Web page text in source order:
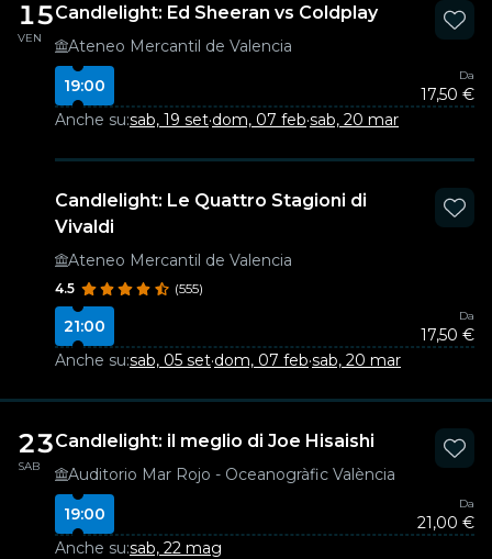
15
VEN
Candlelight: Ed Sheeran vs Coldplay
Ateneo Mercantil de Valencia
19:00
Da
17,50 €
Anche su:sab, 19 set·dom, 07 feb·sab, 20 mar
Candlelight: Le Quattro Stagioni di
Vivaldi
Ateneo Mercantil de Valencia
4.5 (555)
21:00
Da
17,50 €
Anche su:sab, 05 set·dom, 07 feb·sab, 20 mar
23
SAB
Candlelight: il meglio di Joe Hisaishi
Auditorio Mar Rojo - Oceanogràfic València
19:00
Da
21,00 €
Anche su:sab, 22 mag